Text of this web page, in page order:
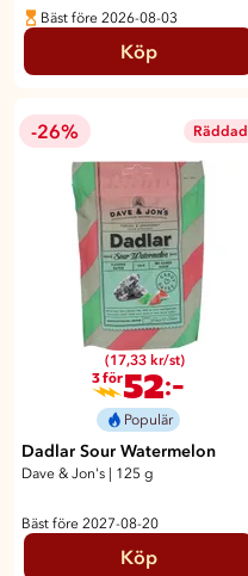
Bäst före 2026-08-03
Köp
-26% Räddad
(17,33 kr/st)
3 för52:-
Populär
Dadlar Sour Watermelon
Dave & Jon's 125 g
Bäst före 2027-08-20
Köp